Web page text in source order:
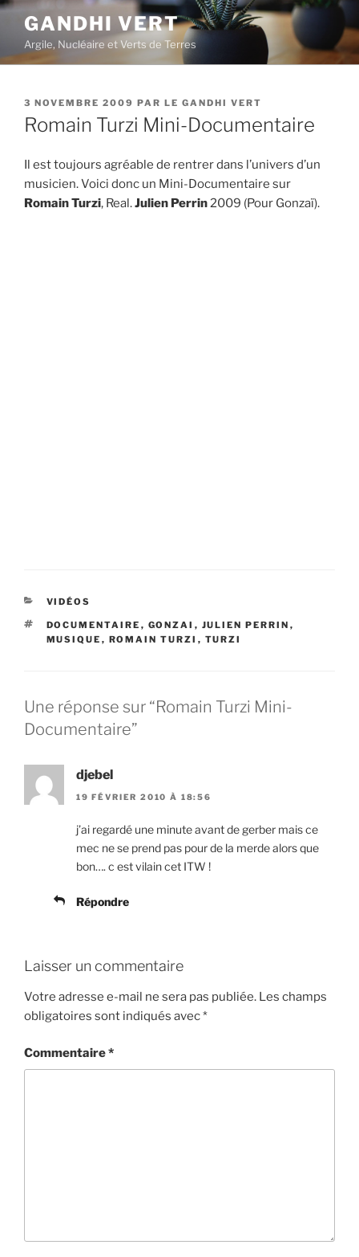
Aller
contenu
principal
GANDHI VERT
Argile, Nucléaire et Verts de Terres
PUBLIÉ
LE
3 NOVEMBRE 2009 PAR LE GANDHI VERT
Romain Turzi Mini-Documentaire
Il est toujours agréable de rentrer dans l’univers d’un
musicien. Voici donc un Mini-Documentaire sur
Romain Turzi, Real.Julien Perrin2009 (Pour Gonzaï).
CATÉGORIES
VIDÉOS
ÉTIQUETTES
DOCUMENTAIRE , GONZAI , JULIEN PERRIN ,
MUSIQUE , ROMAIN TURZI , TURZI
Une réponse sur “Romain Turzi Mini-
Documentaire”
djebel
19 FÉVRIER 2010 À 18:56
j’ai regardé une minute avant de gerber mais ce
mec ne se prend pas pour de la merde alors que
bon…. c est vilain cet ITW !
Répondre
Laisser un commentaire
Votre adresse e-mail ne sera pas publiée. Les champs
obligatoires sont indiqués avec*
Commentaire*